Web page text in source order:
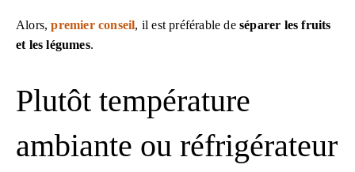
Alors,premier conseil, il est préférable deséparer les fruits
et les légumes.
Plutôt température
ambiante ou réfrigérateur